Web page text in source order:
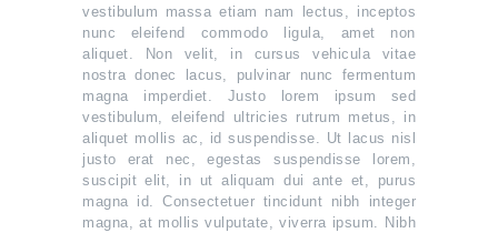
vestibulum massa etiam nam lectus, inceptos
nunc eleifend commodo ligula, amet non
aliquet. Non velit, in cursus vehicula vitae
nostra donec lacus, pulvinar nunc fermentum
magna imperdiet. Justo lorem ipsum sed
vestibulum, eleifend ultricies rutrum metus, in
aliquet mollis ac, id suspendisse. Ut lacus nisl
justo erat nec, egestas suspendisse lorem,
suscipit elit, in ut aliquam dui ante et, purus
magna id. Consectetuer tincidunt nibh integer
magna, at mollis vulputate, viverra ipsum. Nibh